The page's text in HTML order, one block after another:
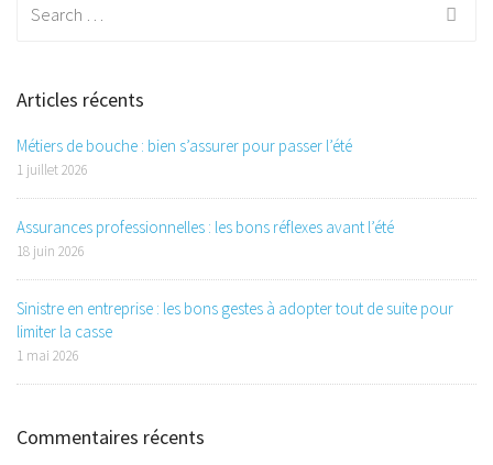
Articles récents
Métiers de bouche : bien s’assurer pour passer l’été
1 juillet 2026
Assurances professionnelles : les bons réflexes avant l’été
18 juin 2026
Sinistre en entreprise : les bons gestes à adopter tout de suite pour
limiter la casse
1 mai 2026
Commentaires récents